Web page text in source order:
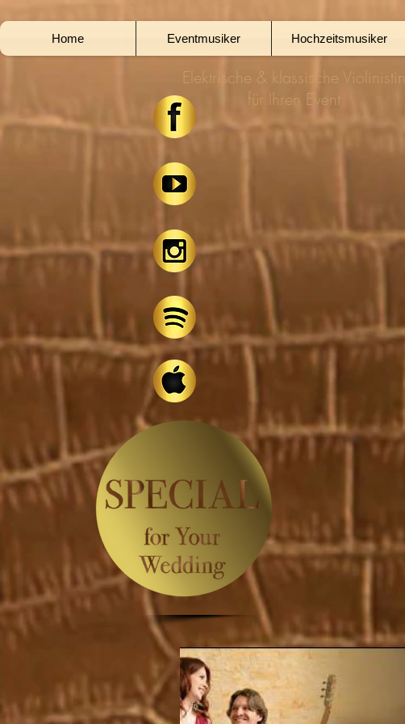
Home Eventmusiker Hochzeitsmusiker
Elektrische & klassische Violinistin
für Ihren Event